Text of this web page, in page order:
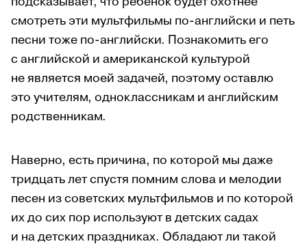
смотреть эти мультфильмы по-английски и петь
песни тоже по-английски. Познакомить его
с английской и американской культурой
не является моей задачей, поэтому оставлю
это учителям, одноклассникам и английским
родственникам.
Наверно, есть причина, по которой мы даже
тридцать лет спустя помним слова и мелодии
песен из советских мультфильмов и по которой
их до сих пор используют в детских садах
и на детских праздниках. Обладают ли такой